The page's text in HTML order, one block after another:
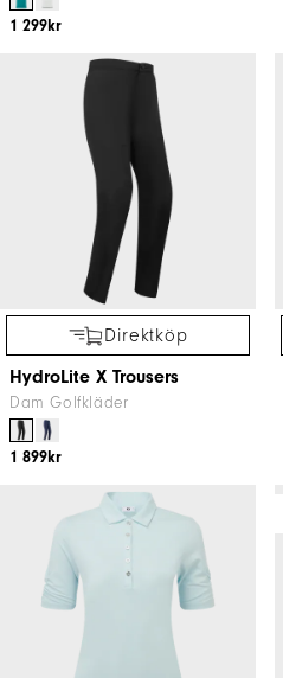
1 299kr
Direktköp
HydroLite X Trousers
Dam Golfkläder
1 899kr